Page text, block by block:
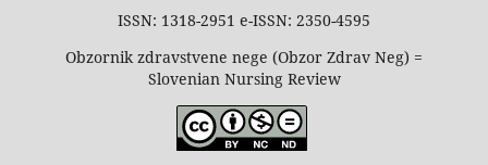
ISSN: 1318-2951 e-ISSN: 2350-4595
Obzornik zdravstvene nege (Obzor Zdrav Neg) =
Slovenian Nursing Review